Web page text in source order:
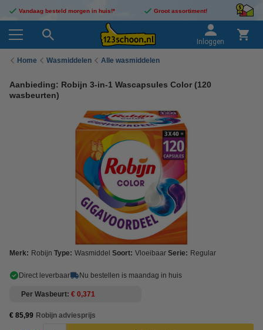
Vandaag besteld morgen in huis!* Groot assortiment!
Inloggen
Home Wasmiddelen Alle wasmiddelen
Aanbieding: Robijn 3-in-1 Wascapsules Color (120
wasbeurten)
Merk: Robijn Type: Wasmiddel Soort: Vloeibaar Serie: Regular
Direct leverbaar Nu bestellen is maandag in huis
Per Wasbeurt € 0,371
€ 85,99 Robijn adviesprijs